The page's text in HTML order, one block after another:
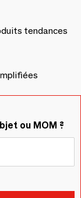
tendances
ou MOM ?